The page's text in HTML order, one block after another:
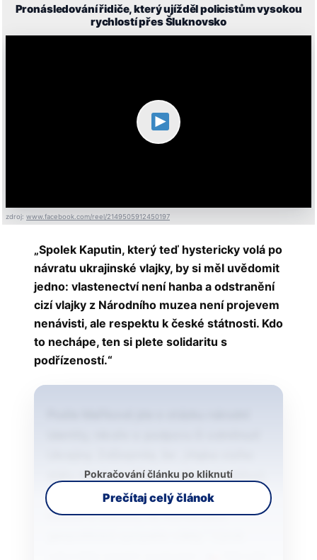
Pronásledování řidiče, který ujížděl policistům vysokou
rychlostí přes Šluknovsko
zdroj: www.facebook.com/reel/2149505912450197
„Spolek Kaputin, který teď hystericky volá po
návratu ukrajinské vlajky, by si měl uvědomit
jedno: vlastenectví není hanba a odstranění
cizí vlajky z Národního muzea není projevem
nenávisti, ale respektu k české státnosti. Kdo
to nechápe, ten si plete solidaritu s
podřízeností.“
státu nemá co dělat na národní instituci,
která má reprezentovat českou historii,
kulturu a identitu, ne momentální
Pokračování článku po kliknutí
Prečítaj celý článok